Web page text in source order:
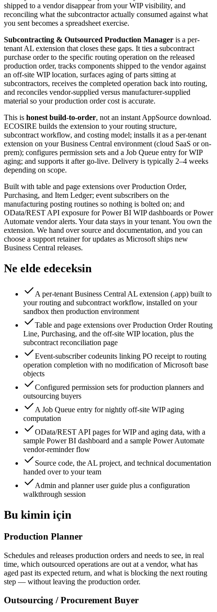
shipped to a vendor disappear from your WIP visibility, and
reconciling what the subcontractor actually consumed against what
you sent becomes a spreadsheet exercise.
Subcontracting & Outsourced Production Manager is a per-
tenant AL extension that closes these gaps. It ties a subcontract
purchase order to the specific routing operation on the released
production order, tracks components shipped to the vendor against
an off-site WIP location, surfaces aging of parts sitting at
subcontractors, receives the completed operation back into routing,
and reconciles vendor-supplied versus manufacturer-supplied
material so your production order cost is accurate.
This is honest build-to-order, not an instant AppSource download.
ECOSIRE builds the extension to your routing structure,
subcontract workflow, and costing model; installs it as a per-tenant
extension on your Business Central environment (cloud SaaS or on-
prem); configures permission sets and a Job Queue entry for WIP
aging; and supports it after go-live. Delivery is typically 2–4 weeks
depending on scope.
Built with table and page extensions over Production Order,
Purchasing, and Item Ledger; event subscribers on the
manufacturing posting routines so nothing is bolted on; and
OData/REST API exposure for Power BI WIP dashboards or Power
Automate vendor alerts. Your data stays in your tenant. You own the
extension. We hand over source and documentation, and you can
choose a support retainer for updates as Microsoft ships new
Business Central releases.
Ne elde edeceksin
A per-tenant Business Central AL extension (.app) built to
your routing and subcontract workflow, installed on your
sandbox then production environment
Table and page extensions over Production Order Routing
Line, Purchasing, and the off-site WIP location, plus the
subcontract reconciliation page
Event-subscriber codeunits linking PO receipt to routing
operation completion with no modification of Microsoft base
objects
Configured permission sets for production planners and
outsourcing buyers
A Job Queue entry for nightly off-site WIP aging
computation
OData/REST API pages for WIP and aging data, with a
sample Power BI dashboard and a sample Power Automate
vendor-reminder flow
Source code, the AL project, and technical documentation
handed over to your team
Admin and planner user guide plus a configuration
walkthrough session
Bu kimin için
Production Planner
Schedules and releases production orders and needs to see, in real
time, which outsourced operations are out at a vendor, what has
aged past its expected return, and what is blocking the next routing
step — without leaving the production order.
Outsourcing / Procurement Buyer